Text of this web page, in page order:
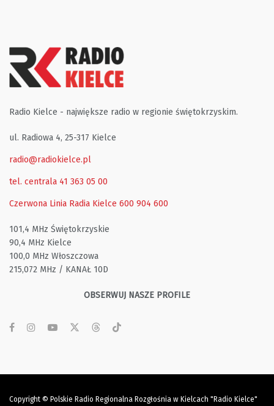
Radio Kielce - największe radio w regionie świętokrzyskim.
ul. Radiowa 4, 25-317 Kielce
radio@radiokielce.pl
tel. centrala 41 363 05 00
Czerwona Linia Radia Kielce 600 904 600
101,4 MHz Świętokrzyskie
90,4 MHz Kielce
100,0 MHz Włoszczowa
215,072 MHz / KANAŁ 10D
OBSERWUJ NASZE PROFILE
Copyright © Polskie Radio Regionalna Rozgłośnia w Kielcach "Radio Kielce"